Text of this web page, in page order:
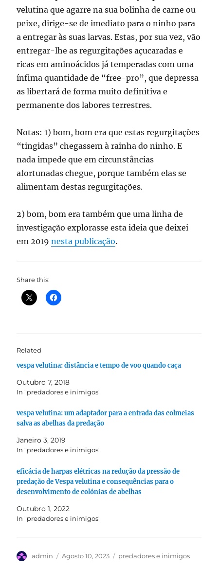
velutina que agarre na sua bolinha de carne ou
peixe, dirige-se de imediato para o ninho para
a entregar às suas larvas. Estas, por sua vez, vão
entregar-lhe as regurgitações açucaradas e
ricas em aminoácidos já temperadas com uma
ínfima quantidade de “free-pro”, que depressa
as libertará de forma muito definitiva e
permanente dos labores terrestres.
Notas: 1) bom, bom era que estas regurgitações
“tingidas” chegassem à rainha do ninho. E
nada impede que em circunstâncias
afortunadas chegue, porque também elas se
alimentam destas regurgitações.
2) bom, bom era também que uma linha de
investigação explorasse esta ideia que deixei
em 2019nesta publicação.
Share this:
Related
vespa velutina: distância e tempo de voo quando caça
Outubro 7, 2018
In "predadores e inimigos"
vespa velutina: um adaptador para a entrada das colmeias
salva as abelhas da predação
Janeiro 3, 2019
In "predadores e inimigos"
eficácia de harpas elétricas na redução da pressão de
predação de Vespa velutina e consequências para o
desenvolvimento de colónias de abelhas
Outubro 1, 2022
In "predadores e inimigos"
Autor
admin
Publicado
Agosto 10, 2023 Categorias
predadores e inimigos